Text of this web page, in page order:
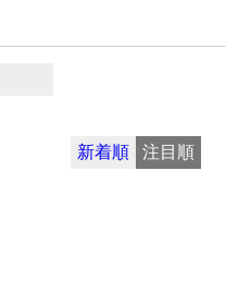
新着順 注目順